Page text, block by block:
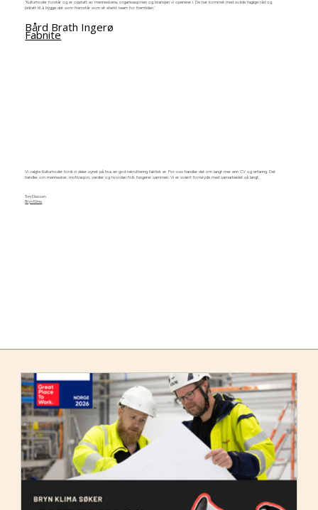
"Kulturhoder forstår og er opptatt av menneskene, organisasjonen og bransjen vi opererer i. De har kommet med solide faglige råd og
bidratt til å bygge det som fremstår som et sterkt team for fremtiden."
Bård Brath Ingerø
Fabnite
Vi valgte Kulturhoder fordi vi deler synet på hva en god rekruttering faktisk er. For oss handler det om langt mer enn CV og erfaring. Det
handler om mennesker, motivasjon, verdier og hvordan folk fungerer sammen. Vi er svært fornøyde med samarbeidet så langt.
Tom Eliassen
Bryn Klima